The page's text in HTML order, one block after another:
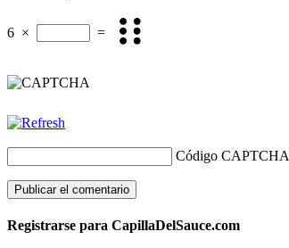
6 × =
Código CAPTCHA
Registrarse para CapillaDelSauce.com